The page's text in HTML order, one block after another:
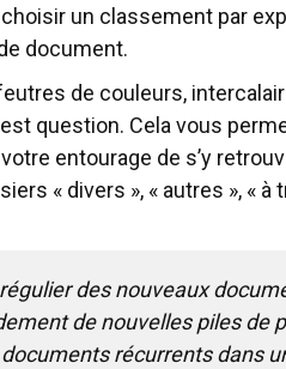
un classement par
document.
de couleurs,
question. Cela vous
entourage de s’y
« divers », « autres », «
des nouveaux
de nouvelles piles de
récurrents dans